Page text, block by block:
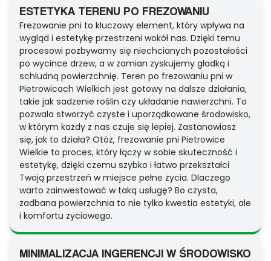
ESTETYKA TERENU PO FREZOWANIU
Frezowanie pni to kluczowy element, który wpływa na
wygląd i estetykę przestrzeni wokół nas. Dzięki temu
procesowi pozbywamy się niechcianych pozostałości
po wycince drzew, a w zamian zyskujemy gładką i
schludną powierzchnię. Teren po frezowaniu pni w
Pietrowicach Wielkich jest gotowy na dalsze działania,
takie jak sadzenie roślin czy układanie nawierzchni. To
pozwala stworzyć czyste i uporządkowane środowisko,
w którym każdy z nas czuje się lepiej. Zastanawiasz
się, jak to działa? Otóż, frezowanie pni Pietrowice
Wielkie to proces, który łączy w sobie skuteczność i
estetykę, dzięki czemu szybko i łatwo przekształci
Twoją przestrzeń w miejsce pełne życia. Dlaczego
warto zainwestować w taką usługę? Bo czysta,
zadbana powierzchnia to nie tylko kwestia estetyki, ale
i komfortu życiowego.
MINIMALIZACJA INGERENCJI W ŚRODOWISKO